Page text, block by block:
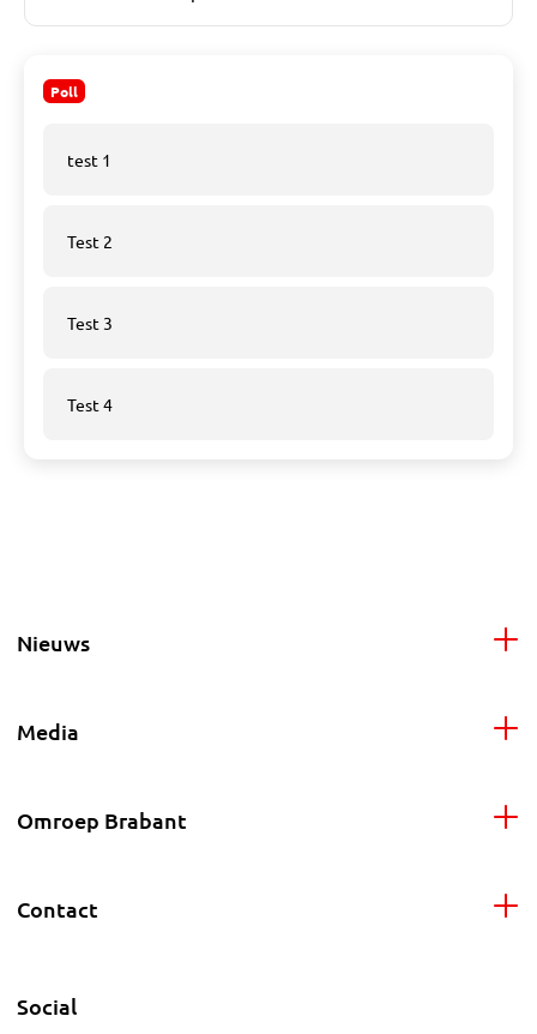
Poll
test 1
Test 2
Test 3
Test 4
Nieuws
Media
Omroep Brabant
Contact
Social